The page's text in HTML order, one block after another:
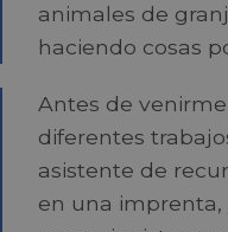
animales de
haciendo cosas
Antes de
diferentes
asistente de
en una